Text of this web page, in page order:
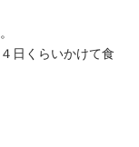
日くらいかけて食